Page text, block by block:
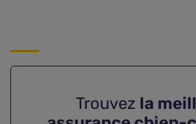
Trouvez la